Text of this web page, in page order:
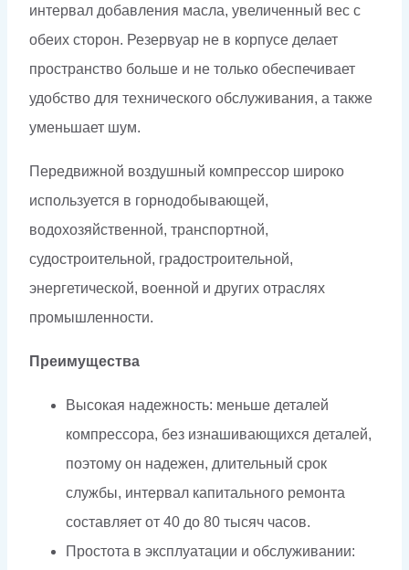
интервал добавления масла, увеличенный вес с
обеих сторон. Резервуар не в корпусе делает
пространство больше и не только обеспечивает
удобство для технического обслуживания, а также
уменьшает шум.
Передвижной воздушный компрессор широко
используется в горнодобывающей,
водохозяйственной, транспортной,
судостроительной, градостроительной,
энергетической, военной и других отраслях
промышленности.
Преимущества
Высокая надежность: меньше деталей
компрессора, без изнашивающихся деталей,
поэтому он надежен, длительный срок
службы, интервал капитального ремонта
составляет от 40 до 80 тысяч часов.
Простота в эксплуатации и обслуживании: